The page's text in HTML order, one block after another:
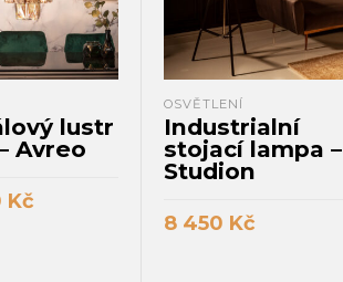
lustr
Avreo
Kč
OSVĚTLENÍ
Industrialní
stojací lampa –
Studion
8 450 Kč